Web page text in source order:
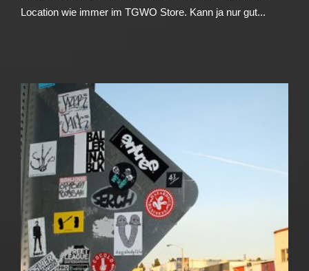
Location wie immer im TGWO Store. Kann ja nur gut...